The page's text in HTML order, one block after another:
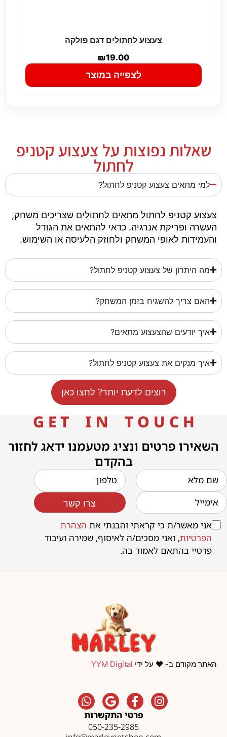
צעצוע לחתולים דגם פולקה
₪19.00
לצפייה במוצר
שאלות נפוצות על צעצוע קטניפ
לחתול
למי מתאים צעצוע קטניפ לחתול?
צעצוע קטניפ לחתול מתאים לחתולים שצריכים משחק,
העשרה ופריקת אנרגיה. כדאי להתאים את הגודל
והעמידות לאופי המשחק ולחוזק הלעיסה או השימוש.
מה היתרון של צעצוע קטניפ לחתול?
האם צריך להשגיח בזמן המשחק?
איך יודעים שהצעצוע מתאים?
איך מנקים את צעצוע קטניפ לחתול?
רוצים לדעת יותר? לחצו כאן
G E T I N T O U C H
השאירו פרטים ונציג מטעמנו ידאג לחזור
בהקדם
אני מאשר/ת כי קראתי והבנתי את הצהרת
הפרטיות, ואני מסכים/ה לאיסוף, שמירה ועיבוד
פרטיי בהתאם לאמור בה.
צרו קשר
האתר מקודם ב- ❤️ על ידי YYM Digital
פרטי התקשרות
050-235-2985